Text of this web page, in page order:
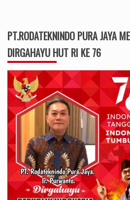
PT.RODATEKNINDO PURA JAYA
DIRGAHAYU HUT RI KE 76